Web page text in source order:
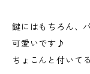
鍵にはもちろん、
可愛いです♪
ちょこんと付いて